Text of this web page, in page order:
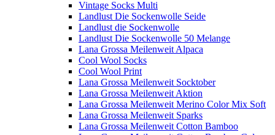
Vintage Socks Multi
Landlust Die Sockenwolle Seide
Landlust die Sockenwolle
Landlust Die Sockenwolle 50 Melange
Lana Grossa Meilenweit Alpaca
Cool Wool Socks
Cool Wool Print
Lana Grossa Meilenweit Socktober
Lana Grossa Meilenweit Aktion
Lana Grossa Meilenweit Merino Color Mix Soft
Lana Grossa Meilenweit Sparks
Lana Grossa Meilenweit Cotton Bamboo